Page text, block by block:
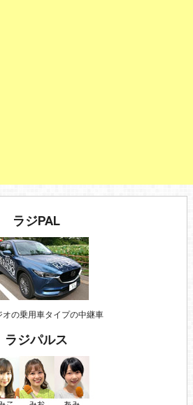
ラジPAL
オの乗用車タイプの中継車
ラジパルス